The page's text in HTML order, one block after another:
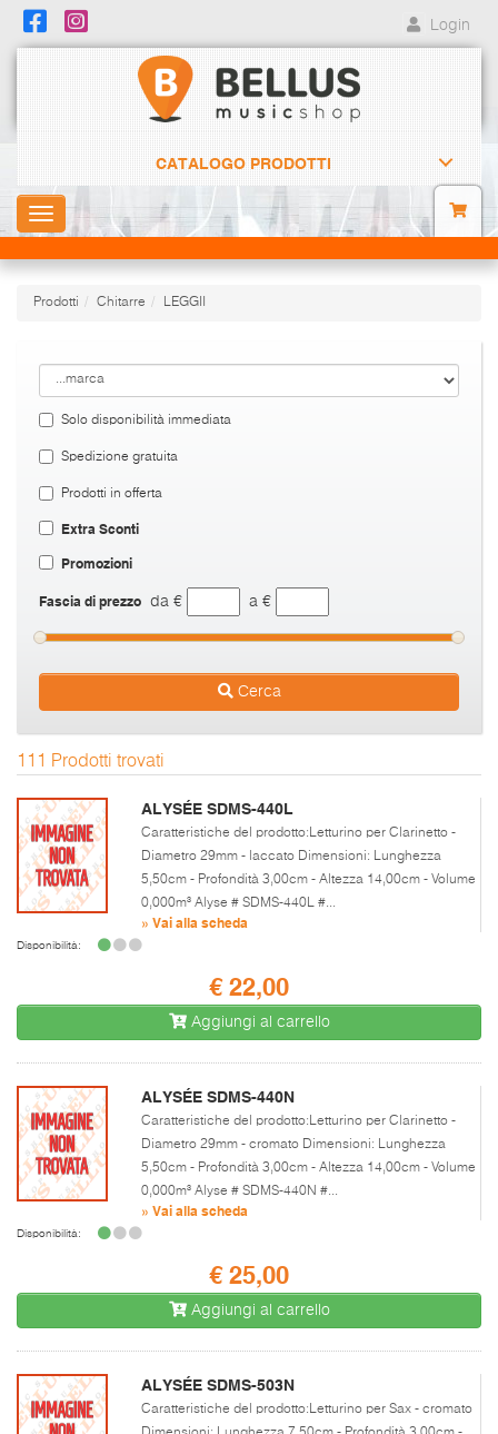
Login
CATALOGO PRODOTTI
Toggle
navigation
Prodotti Chitarre LEGGII
Solo disponibilità immediata
Spedizione gratuita
Prodotti in offerta
Extra Sconti
Promozioni
Fascia di prezzo da € a €
Cerca
111 Prodotti trovati
ALYSÉE SDMS-440L
Caratteristiche del prodotto:Letturino per Clarinetto -
Diametro 29mm - laccato Dimensioni: Lunghezza
5,50cm - Profondità 3,00cm - Altezza 14,00cm - Volume
0,000m³ Alyse # SDMS-440L #...
» Vai alla scheda
Disponibilità:
€ 22,00
Aggiungi al carrello
ALYSÉE SDMS-440N
Caratteristiche del prodotto:Letturino per Clarinetto -
Diametro 29mm - cromato Dimensioni: Lunghezza
5,50cm - Profondità 3,00cm - Altezza 14,00cm - Volume
0,000m³ Alyse # SDMS-440N #...
» Vai alla scheda
Disponibilità:
€ 25,00
Aggiungi al carrello
ALYSÉE SDMS-503N
Caratteristiche del prodotto:Letturino per Sax - cromato